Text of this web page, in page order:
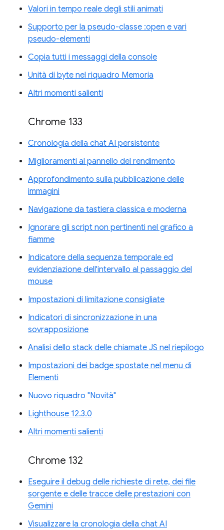
Valori in tempo reale degli stili animati
Supporto per la pseudo-classe :open e vari
pseudo-elementi
Copia tutti i messaggi della console
Unità di byte nel riquadro Memoria
Altri momenti salienti
Chrome 133
Cronologia della chat AI persistente
Miglioramenti al pannello del rendimento
Approfondimento sulla pubblicazione delle
immagini
Navigazione da tastiera classica e moderna
Ignorare gli script non pertinenti nel grafico a
fiamme
Indicatore della sequenza temporale ed
evidenziazione dell'intervallo al passaggio del
mouse
Impostazioni di limitazione consigliate
Indicatori di sincronizzazione in una
sovrapposizione
Analisi dello stack delle chiamate JS nel riepilogo
Impostazioni dei badge spostate nel menu di
Elementi
Nuovo riquadro "Novità"
Lighthouse 12.3.0
Altri momenti salienti
Chrome 132
Eseguire il debug delle richieste di rete, dei file
sorgente e delle tracce delle prestazioni con
Gemini
Visualizzare la cronologia della chat AI